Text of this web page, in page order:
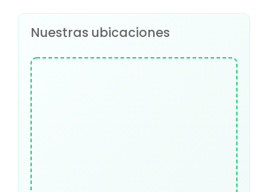
Nuestras ubicaciones